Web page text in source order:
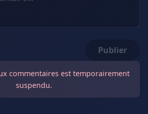
Publier
commentaires est temporairement
suspendu.